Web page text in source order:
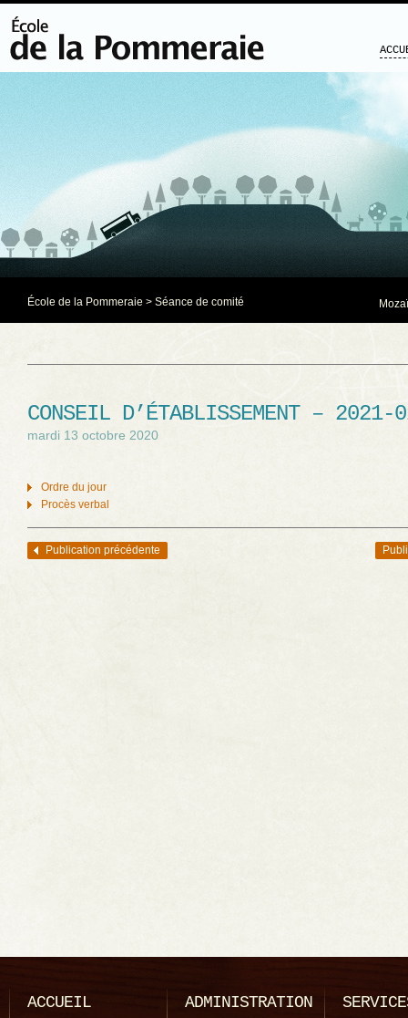
École de la Pommeraie > Séance de comité
CONSEIL D’ÉTABLISSEMENT – 2021-
mardi 13 octobre 2020
Ordre du jour
Procès verbal
Navigation des articles
Publication précédente
ACCUEIL ADMINISTRATION